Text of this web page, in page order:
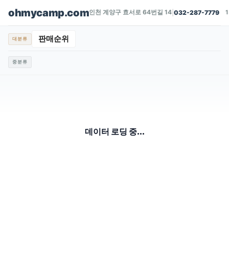
ohmycamp.com인천 계양구 효서로 64번길 14 |032-287-7779
대분류 판매순위
중분류
데이터 로딩 중...